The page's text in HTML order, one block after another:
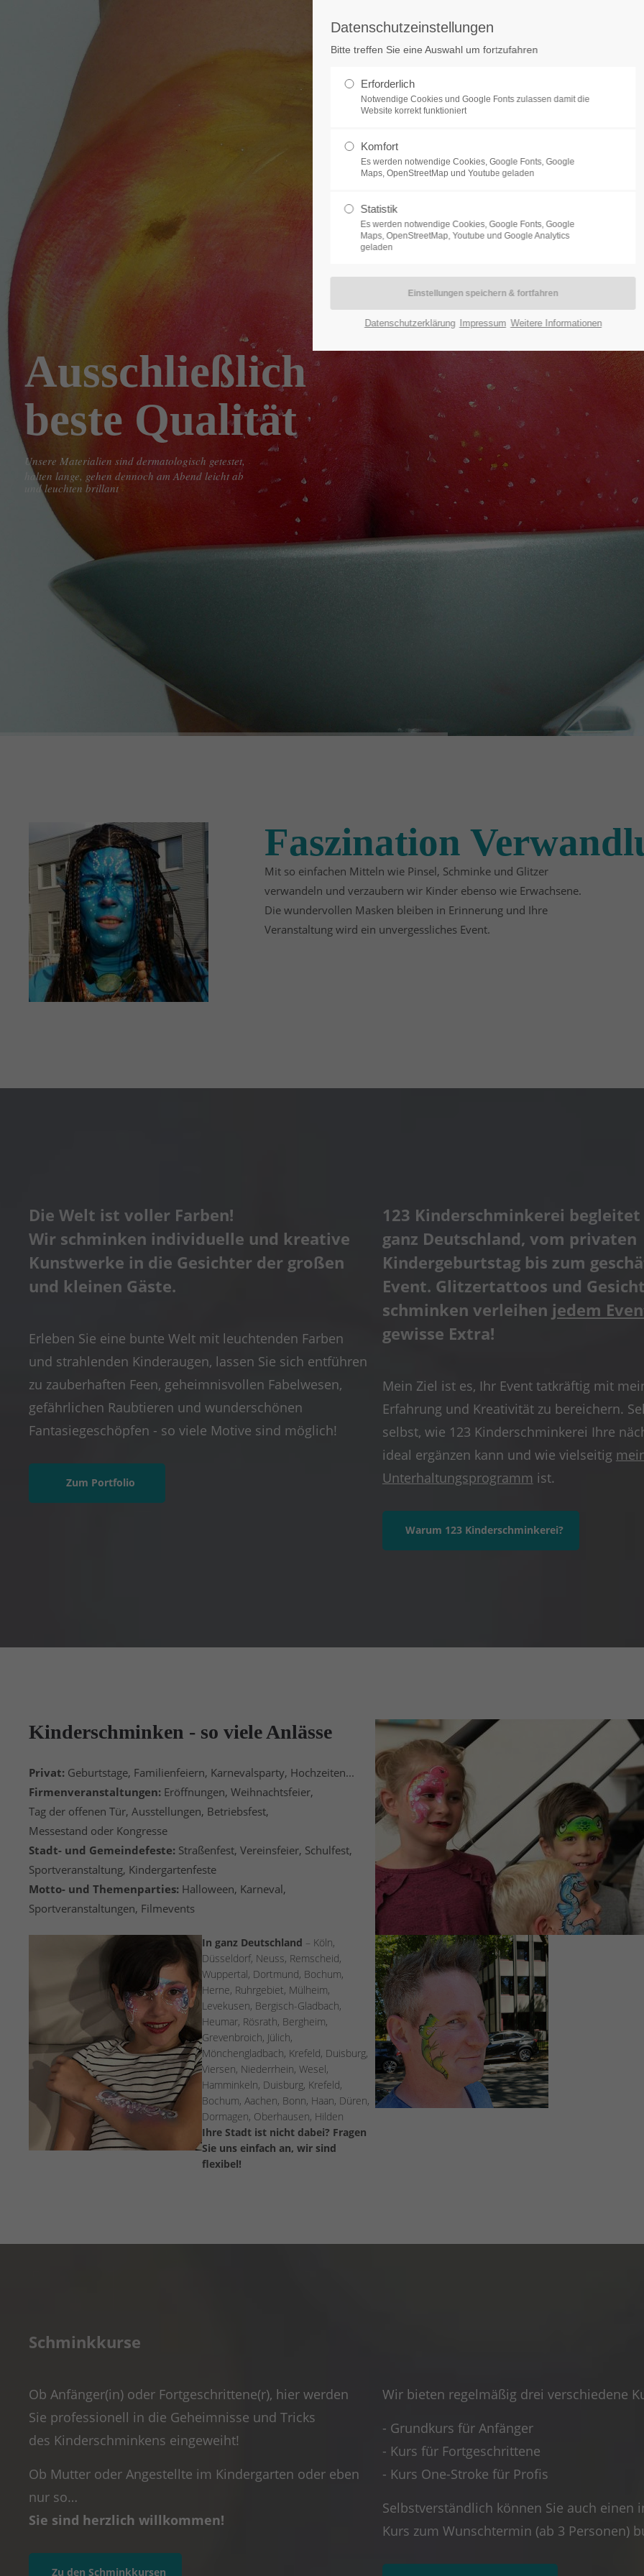
Benutzername
Passwort
Register
24h/
Get in touch
Cybersteel Inc.
376-293 City Road, Suite 600
San Francisco, CA 94102
+44 1234 567 890
consectetuer
magnis dis
Ausschließlich
beste Qualität
Unsere Materialien sind dermatologisch getestet,
halten lange, gehen dennoch am Abend leicht ab
und leuchten brillant
Faszination
Mit so einfachen Mitteln wie Pinsel, Schminke und Glitzer
verwandeln und verzaubern wir Kinder ebenso wie Erwachsene.
Die wundervollen Masken bleiben in Erinnerung und Ihre
Veranstaltung wird ein unvergessliches Event.
Die Welt ist voller Farben!
Wir schminken individuelle und kreative
Kunstwerke in die Gesichter der großen
und kleinen Gäste.
Erleben Sie eine bunte Welt mit leuchtenden Farben
und strahlenden Kinderaugen, lassen Sie sich entführen
zu zauberhaften Feen, geheimnisvollen Fabelwesen,
gefährlichen Raubtieren und wunderschönen
Fantasiegeschöpfen - so viele Motive sind möglich!
Zum Portfolio
123 Kinderschminkerei begleitet
ganz Deutschland, vom privaten
Kindergeburtstag bis zum
Event. Glitzertattoos und
schminken verleihen jedem
gewisse Extra!
Mein Ziel ist es, Ihr Event tatkräftig mit
Erfahrung und Kreativität zu bereichern.
selbst, wie 123 Kinderschminkerei Ihre
ideal ergänzen kann und wie vielseitig
Unterhaltungsprogramm ist.
Warum 123 Kinderschminkerei?
Kinderschminken - so viele Anlässe
Privat: Geburtstage, Familienfeiern, Karnevalsparty, Hochzeiten...
Firmenveranstaltungen: Eröffnungen, Weihnachtsfeier,
Tag der offenen Tür, Ausstellungen, Betriebsfest,
Messestand oder Kongresse
Stadt- und Gemeindefeste: Straßenfest, Vereinsfeier, Schulfest,
Sportveranstaltung, Kindergartenfeste
Motto- und Themenparties: Halloween, Karneval,
Sportveranstaltungen, Filmevents
In ganz Deutschland – Köln,
Düsseldorf, Neuss, Remscheid,
Wuppertal, Dortmund, Bochum,
Herne, Ruhrgebiet, Mülheim,
Levekusen, Bergisch-Gladbach,
Heumar, Rösrath, Bergheim,
Grevenbroich, Jülich,
Mönchengladbach, Krefeld, Duisburg,
Viersen, Niederrhein, Wesel,
Hamminkeln, Duisburg, Krefeld,
Bochum, Aachen, Bonn, Haan, Düren,
Dormagen, Oberhausen, Hilden
Ihre Stadt ist nicht dabei? Fragen
Sie uns einfach an, wir sind
flexibel!
Schminkkurse
Ob Anfänger(in) oder Fortgeschrittene(r), hier werden
Sie professionell in die Geheimnisse und Tricks
des Kinderschminkens eingeweiht!
Ob Mutter oder Angestellte im Kindergarten oder eben
nur so…
Sie sind herzlich willkommen!
Zu den Schminkkursen
Wir bieten regelmäßig drei verschiedene
- Grundkurs für Anfänger
- Kurs für Fortgeschrittene
- Kurs One-Stroke für Profis
Selbstverständlich können Sie auch einen
Kurs zum Wunschtermin (ab 3 Personen)
Datenschutzeinstellungen
Bitte treffen Sie eine Auswahl um fortzufahren
Erforderlich
Notwendige Cookies und Google Fonts zulassen damit die
Website korrekt funktioniert
Komfort
Es werden notwendige Cookies, Google Fonts, Google
Maps, OpenStreetMap und Youtube geladen
Statistik
Es werden notwendige Cookies, Google Fonts, Google
Maps, OpenStreetMap, Youtube und Google Analytics
geladen
Datenschutzerklärung Impressum Weitere Informationen